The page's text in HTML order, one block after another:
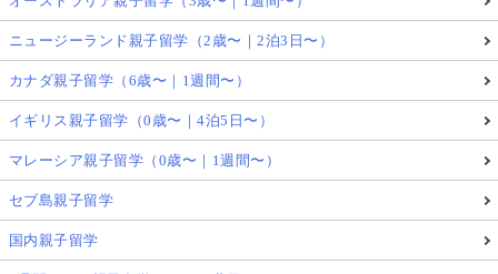
ニュージーランド親子留学（2歳〜｜2泊3日〜）
カナダ親子留学（6歳〜｜1週間〜）
イギリス親子留学（0歳〜｜4泊5日〜）
マレーシア親子留学（0歳〜｜1週間〜）
セブ島親子留学
国内親子留学